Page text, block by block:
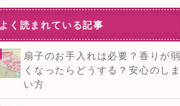
よく読まれている記事
扇子のお手入れは必要？香りが弱
くなったらどうする？安心のしま
い方